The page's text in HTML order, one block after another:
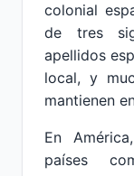
colonial
de tres
apellidos
local, y
mantienen
En
países